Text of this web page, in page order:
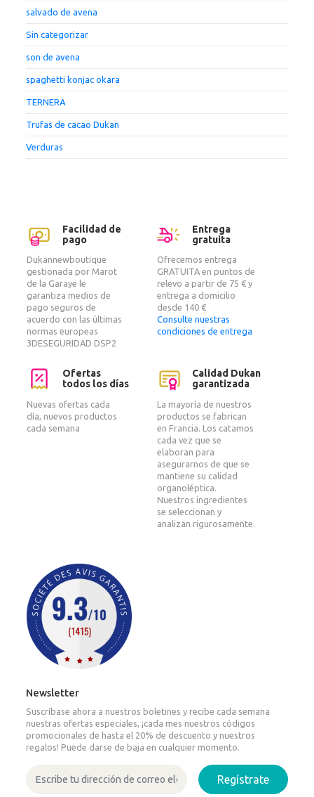
salvado de avena
Sin categorizar
son de avena
spaghetti konjac okara
TERNERA
Trufas de cacao Dukan
Verduras
Facilidad de
pago
Dukannewboutique
gestionada por Marot
de la Garaye le
garantiza medios de
pago seguros de
acuerdo con las últimas
normas europeas
3DESEGURIDAD DSP2
Entrega
gratuita
Ofrecemos entrega
GRATUITA en puntos de
relevo a partir de 75 € y
entrega a domicilio
desde 140 €
Consulte nuestras
condiciones de entrega
Ofertas
todos los días
Nuevas ofertas cada
día, nuevos productos
cada semana
Calidad Dukan
garantizada
La mayoría de nuestros
productos se fabrican
en Francia. Los catamos
cada vez que se
elaboran para
asegurarnos de que se
mantiene su calidad
organoléptica.
Nuestros ingredientes
se seleccionan y
analizan rigurosamente.
Newsletter
Suscríbase ahora a nuestros boletines y recibe cada semana
nuestras ofertas especiales, ¡cada mes nuestros códigos
promocionales de hasta el 20% de descuento y nuestros
regalos! Puede darse de baja en cualquier momento.
Regístrate